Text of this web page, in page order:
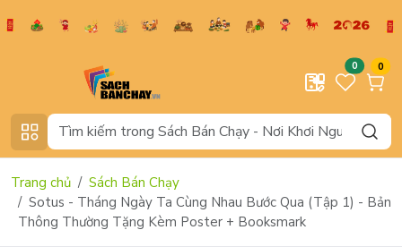
0 0
Trang chủ
Sách Bán Chạy
Sotus - Tháng Ngày Ta Cùng Nhau Bước Qua (Tập 1) - Bản
Thông Thường Tặng Kèm Poster + Booksmark